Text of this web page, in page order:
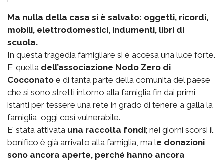
Ma nulla della casa si è salvato: oggetti, ricordi,
mobili, elettrodomestici, indumenti, libri di
scuola.
In questa tragedia famigliare si è accesa una luce forte.
E’ quella dell’associazione Nodo Zero di
Cocconato e di tanta parte della comunità del paese
che si sono stretti intorno alla famiglia fin dai primi
istanti per tessere una rete in grado di tenere a galla la
famiglia, oggi così vulnerabile.
E’ stata attivata una raccolta fondi; nei giorni scorsi il
bonifico è già arrivato alla famiglia, ma le donazioni
sono ancora aperte, perché hanno ancora